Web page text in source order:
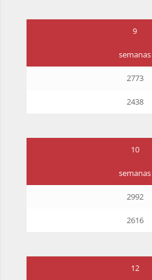
9
semanas
2773
2438
10
semanas
2992
2616
12